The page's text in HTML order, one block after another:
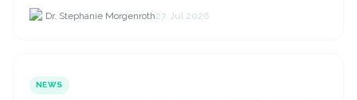
Wallet einrichten zu müssen. Dazu kommt, dass viele
nicht nur Bitcoin h...
Dr. Stephanie Morgenroth27. Jul 2026
NEWS